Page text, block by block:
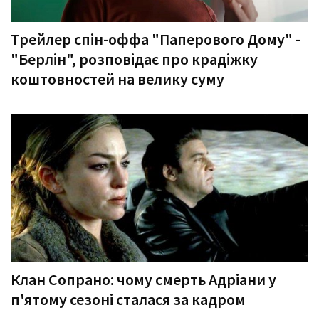
Трейлер спін-оффа "Паперового Дому" -
"Берлін", розповідає про крадіжку
коштовностей на велику суму
Клан Сопрано: чому смерть Адріани у
п'ятому сезоні сталася за кадром